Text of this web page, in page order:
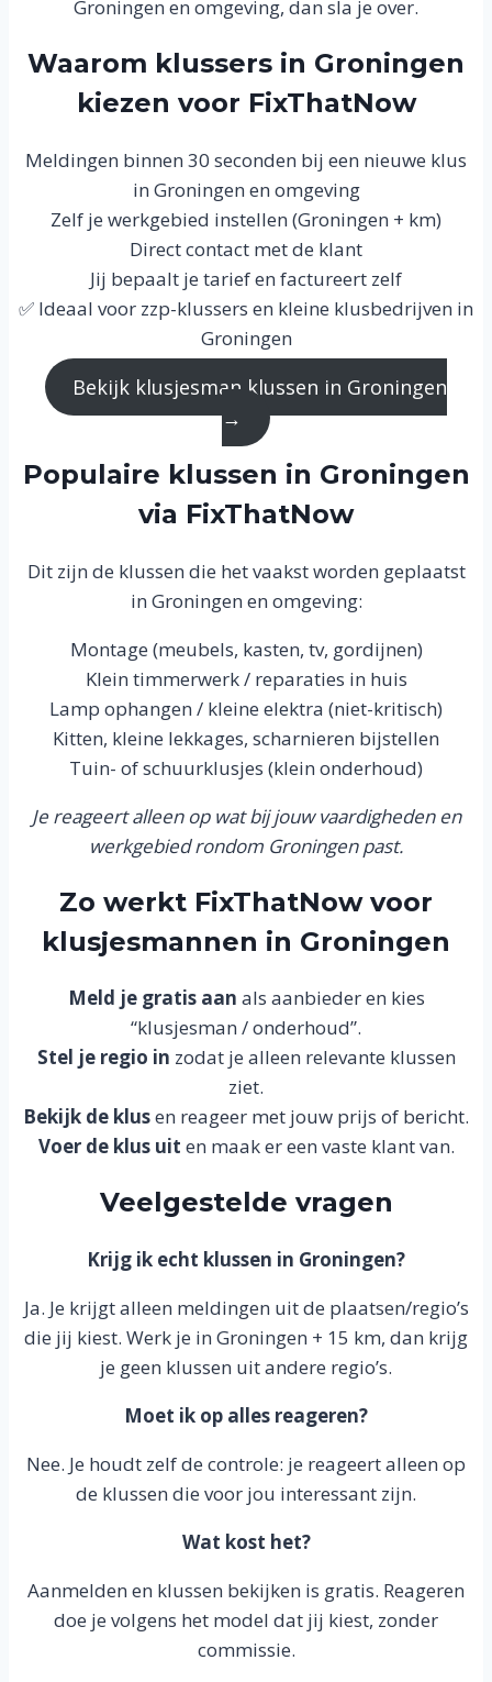
Groningen en omgeving, dan sla je over.
Waarom klussers in Groningen
kiezen voor FixThatNow
Meldingen binnen 30 seconden bij een nieuwe klus
in Groningen en omgeving
Zelf je werkgebied instellen (Groningen + km)
Direct contact met de klant
Jij bepaalt je tarief en factureert zelf
✅ Ideaal voor zzp-klussers en kleine klusbedrijven in
Groningen
Bekijk klusjesman klussen in Groningen
→
Populaire klussen in Groningen
via FixThatNow
Dit zijn de klussen die het vaakst worden geplaatst
in Groningen en omgeving:
Montage (meubels, kasten, tv, gordijnen)
Klein timmerwerk / reparaties in huis
Lamp ophangen / kleine elektra (niet-kritisch)
Kitten, kleine lekkages, scharnieren bijstellen
Tuin- of schuurklusjes (klein onderhoud)
Je reageert alleen op wat bij jouw vaardigheden en
werkgebied rondom Groningen past.
Zo werkt FixThatNow voor
klusjesmannen in Groningen
Meld je gratis aan als aanbieder en kies
“klusjesman / onderhoud”.
Stel je regio in zodat je alleen relevante klussen
ziet.
Bekijk de klusen reageer met jouw prijs of bericht.
Voer de klus uit en maak er een vaste klant van.
Veelgestelde vragen
Krijg ik echt klussen in Groningen?
Ja. Je krijgt alleen meldingen uit de plaatsen/regio’s
die jij kiest. Werk je in Groningen + 15 km, dan krijg
je geen klussen uit andere regio’s.
Moet ik op alles reageren?
Nee. Je houdt zelf de controle: je reageert alleen op
de klussen die voor jou interessant zijn.
Wat kost het?
Aanmelden en klussen bekijken is gratis. Reageren
doe je volgens het model dat jij kiest, zonder
commissie.